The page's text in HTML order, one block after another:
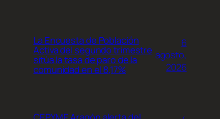
La Encuesta de Población
Activa del segundo trimestre
sitúa la tasa de paro de la
comunidad en el 8,17%
6
agosto,
2026